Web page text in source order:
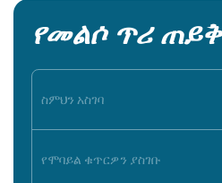
የመልሶ ጥሪ ጠይቅ